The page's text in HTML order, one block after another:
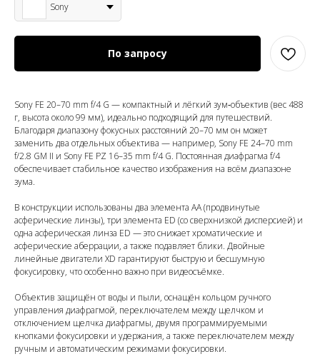
Sony
По запросу
Sony FE 20–70 mm f/4 G — компактный и лёгкий зум‑объектив (вес 488
г, высота около 99 мм), идеально подходящий для путешествий.
Благодаря диапазону фокусных расстояний 20–70 мм он может
заменить два отдельных объектива — например, Sony FE 24–70 mm
f/2.8 GM II и Sony FE PZ 16–35 mm f/4 G. Постоянная диафрагма f/4
обеспечивает стабильное качество изображения на всём диапазоне
зума.
В конструкции использованы два элемента AA (продвинутые
асферические линзы), три элемента ED (со сверхнизкой дисперсией) и
одна асферическая линза ED — это снижает хроматические и
асферические аберрации, а также подавляет блики. Двойные
линейные двигатели XD гарантируют быструю и бесшумную
фокусировку, что особенно важно при видеосъёмке.
Объектив защищён от воды и пыли, оснащён кольцом ручного
управления диафрагмой, переключателем между щелчком и
отключением щелчка диафрагмы, двумя программируемыми
кнопками фокусировки и удержания, а также переключателем между
ручным и автоматическим режимами фокусировки.